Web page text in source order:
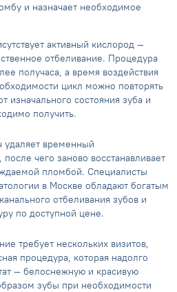
и назначает необходимое
активный кислород —
отбеливание. Процедура
получаса, а время воздействия
цикл можно повторять
изначального состояния зуба и
получить.
удаляет временный
чего заново восстанавливает
пломбой. Специалисты
в Москве обладают богатым
отбеливания зубов и
по доступной цене.
требует нескольких визитов,
процедура, которая надолго
— белоснежную и красивую
зубы при необходимости